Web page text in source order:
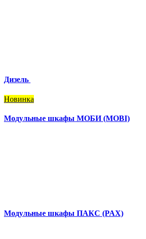
Дизель
Новинка
Модульные шкафы МОБИ (MOBI)
Модульные шкафы ПАКС (PAX)